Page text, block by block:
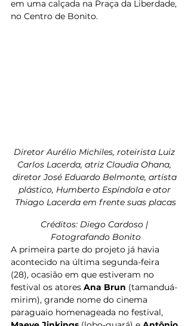
em uma calçada na Praça da Liberdade,
no Centro de Bonito.
Diretor Aurélio Michiles, roteirista Luiz
Carlos Lacerda, atriz Claudia Ohana,
diretor José Eduardo Belmonte, artista
plástico, Humberto Espíndola e ator
Thiago Lacerda em frente suas placas
Créditos: Diego Cardoso |
Fotografando Bonito
A primeira parte do projeto já havia
acontecido na última segunda-feira
(28), ocasião em que estiveram no
festival os atores Ana Brun (tamanduá-
mirim), grande nome do cinema
paraguaio homenageada no festival,